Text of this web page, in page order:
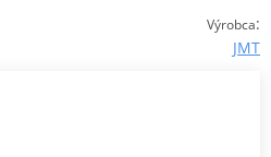
Výrobca:
JMT